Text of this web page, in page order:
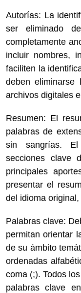
Autorías: La
ser eliminado
completamente
incluir nombres,
faciliten la
deben
archivos digitales
Resumen: El
palabras de
sin sangrías.
secciones clave
principales
presentar el
del idioma
Palabras clave:
permitan orientar
de su ámbito
ordenadas
coma (;). Todos
palabras clave